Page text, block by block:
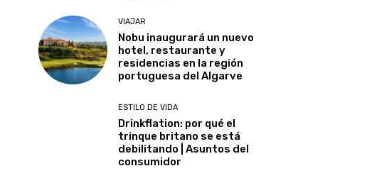
VIAJAR
Nobu inaugurará un nuevo
hotel, restaurante y
residencias en la región
portuguesa del Algarve
ESTILO DE VIDA
Drinkflation: por qué el
trinque britano se está
debilitando | Asuntos del
consumidor